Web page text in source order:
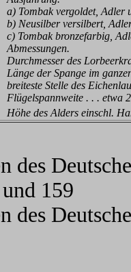
a) Tombak vergoldet, Adler
b) Neusilber versilbert,
c) Tombak bronzefarbig,
Abmessungen.
Durchmesser des
Länge der Spange im
breiteste Stelle des
Flügelspannweite . . . etwa
Höhe des Alders einschl.
des
159
des